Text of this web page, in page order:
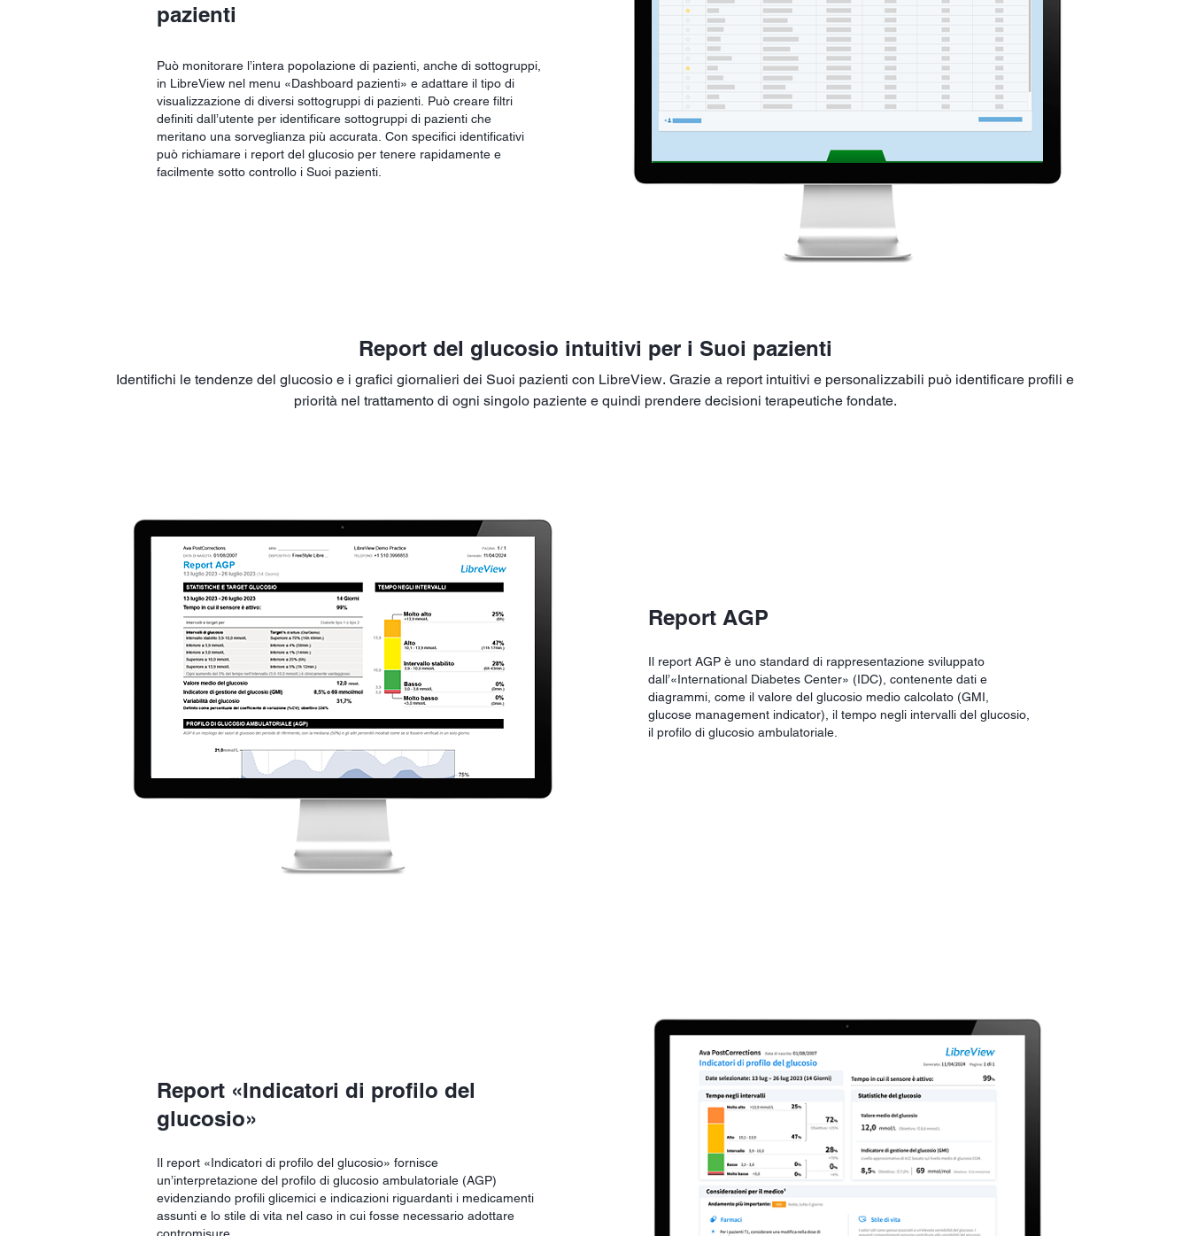
pazienti
Può monitorare l’intera popolazione di pazienti, anche di sottogruppi,
in LibreView nel menu «Dashboard pazienti» e adattare il tipo di
visualizzazione di diversi sottogruppi di pazienti. Può creare filtri
definiti dall’utente per identificare sottogruppi di pazienti che
meritano una sorveglianza più accurata. Con specifici identificativi
può richiamare i report del glucosio per tenere rapidamente e
facilmente sotto controllo i Suoi pazienti.
Report del glucosio intuitivi per i Suoi pazienti
Identifichi le tendenze del glucosio e i grafici giornalieri dei Suoi pazienti con LibreView. Grazie a report intuitivi e personalizzabili può identificare profili e
priorità nel trattamento di ogni singolo paziente e quindi prendere decisioni terapeutiche fondate.
Report AGP
Il report AGP è uno standard di rappresentazione sviluppato
dall’«International Diabetes Center» (IDC), contenente dati e
diagrammi, come il valore del glucosio medio calcolato (GMI,
glucose management indicator), il tempo negli intervalli del glucosio,
il profilo di glucosio ambulatoriale.
Report «Indicatori di profilo del
glucosio»
Il report «Indicatori di profilo del glucosio» fornisce
un’interpretazione del profilo di glucosio ambulatoriale (AGP)
evidenziando profili glicemici e indicazioni riguardanti i medicamenti
assunti e lo stile di vita nel caso in cui fosse necessario adottare
contromisure.